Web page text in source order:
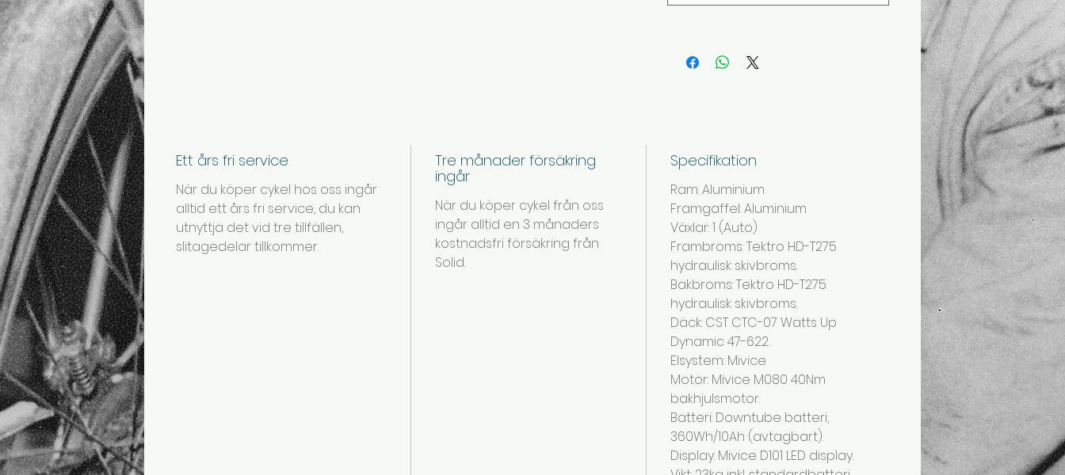
Ett års fri service
När du köper cykel hos oss ingår
alltid ett års fri service, du kan
utnyttja det vid tre tillfällen,
slitagedelar tillkommer.
Tre månader försäkring
ingår
När du köper cykel från oss
ingår alltid en 3 månaders
kostnadsfri försäkring från
Solid.
Specifikation
Ram: Aluminium
Framgaffel:Aluminium
Växlar: 1 (Auto)
Frambroms: Tektro HD-T275
hydraulisk skivbroms.
Bakbroms: Tektro HD-T275
hydraulisk skivbroms.
Däck: CST CTC-07 Watts Up
Dynamic 47-622.
Elsystem: Mivice
Motor: Mivice M080 40Nm
bakhjulsmotor.
Batteri: Downtube batteri,
360Wh/10Ah (avtagbart).
Display: Mivice D101 LED display.